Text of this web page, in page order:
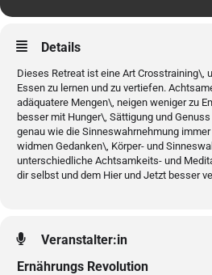
Details
Dieses Retreat ist eine Art Crosstraining\,
Essen zu lernen und zu vertiefen.
adäquatere Mengen\, neigen weniger zu
besser mit Hunger\, Sättigung und
genau wie die Sinneswahrnehmung
widmen Gedanken\, Körper- und
unterschiedliche Achtsamkeits- und
dir selbst und dem Hier und Jetzt besser
Veranstalter:in
Ernährungs Revolution